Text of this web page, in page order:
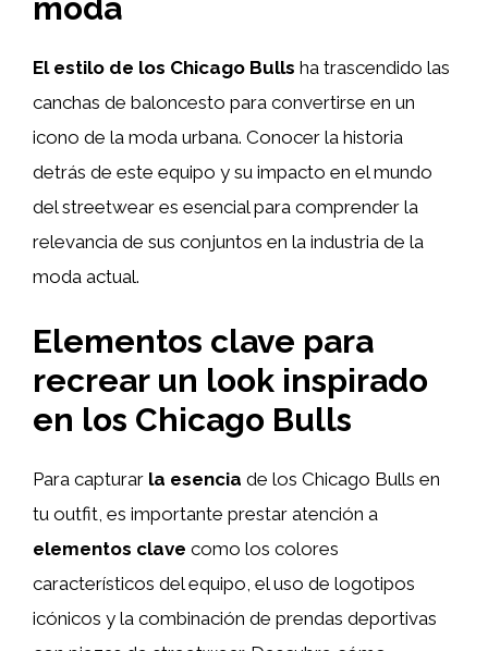
moda
El estilo de los Chicago Bulls ha trascendido las
canchas de baloncesto para convertirse en un
icono de la moda urbana. Conocer la historia
detrás de este equipo y su impacto en el mundo
del streetwear es esencial para comprender la
relevancia de sus conjuntos en la industria de la
moda actual.
Elementos clave para
recrear un look inspirado
en los Chicago Bulls
Para capturar la esencia de los Chicago Bulls en
tu outfit, es importante prestar atención a
elementos clave como los colores
característicos del equipo, el uso de logotipos
icónicos y la combinación de prendas deportivas